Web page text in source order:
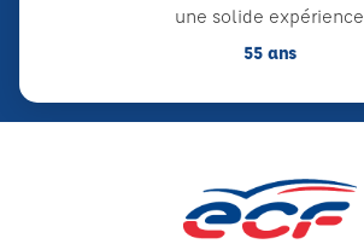
une solide expérience
55 ans